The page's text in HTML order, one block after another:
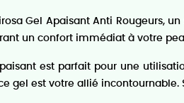
Gel Apaisant Anti Rougeurs,
un confort immédiat à votre
est parfait pour une
gel est votre allié